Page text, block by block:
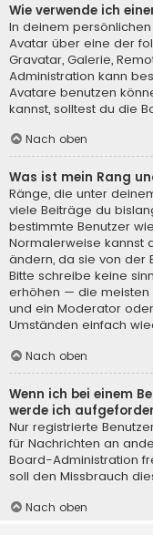
Wie verwende ich
In deinem persönlichen
Avatar über eine der
Gravatar, Galerie,
Administration kann
Avatare benutzen
kannst, solltest du die
Nach oben
Was ist mein Rang
Ränge, die unter
viele Beiträge du
bestimmte Benutzer
Normalerweise kannst
ändern, da sie von der
Bitte schreibe keine
erhöhen — die meisten
und ein Moderator
Umständen einfach
Nach oben
Wenn ich bei einem
werde ich
Nur registrierte
für Nachrichten an
Board-Administration
soll den Missbrauch
Nach oben